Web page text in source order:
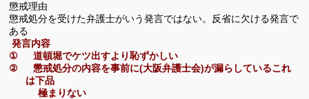
懲戒理由
懲戒処分を受けた弁護士がいう発言ではない。反省に欠ける発言で
ある
発言内容
①
道頓堀でケツ出すより恥ずかしい
②
懲戒処分の内容を事前に(大阪弁護士会)が漏らしているこれ
は下品
極まりない